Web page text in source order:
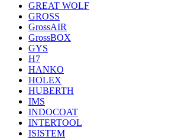
GREAT WOLF
GROSS
GrossAIR
GrossBOX
GYS
H7
HANKO
HOLEX
HUBERTH
IMS
INDOCOAT
INTERTOOL
ISISTEM